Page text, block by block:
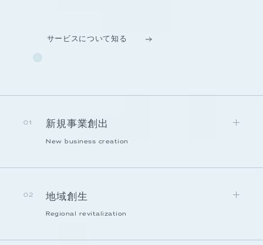
サービスについて知る
01 新規事業創出
New business creation
02 地域創生
Regional revitalization